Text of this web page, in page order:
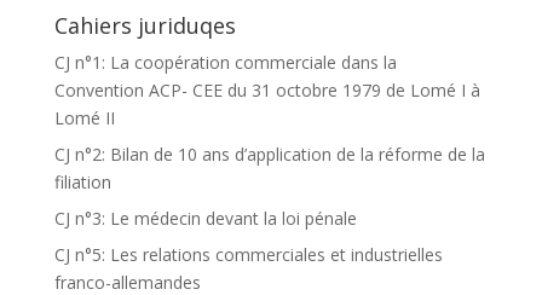
Cahiers juriduqes
CJ n°1: La coopération commerciale dans la
Convention ACP- CEE du 31 octobre 1979 de Lomé I à
Lomé II
CJ n°2: Bilan de 10 ans d’application de la réforme de la
filiation
CJ n°3: Le médecin devant la loi pénale
CJ n°5: Les relations commerciales et industrielles
franco-allemandes